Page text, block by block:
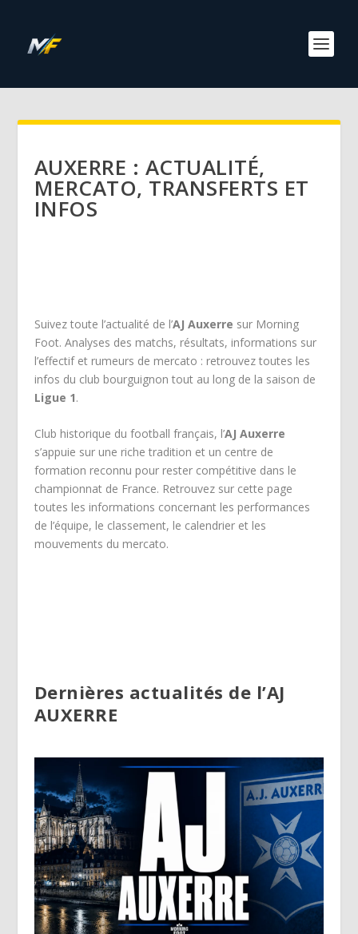
AUXERRE : ACTUALITÉ,
MERCATO, TRANSFERTS ET
INFOS
Suivez toute l’actualité de l’AJ Auxerre sur Morning
Foot. Analyses des matchs, résultats, informations sur
l’effectif et rumeurs de mercato : retrouvez toutes les
infos du club bourguignon tout au long de la saison de
Ligue 1.
Club historique du football français, l’AJ Auxerre
s’appuie sur une riche tradition et un centre de
formation reconnu pour rester compétitive dans le
championnat de France. Retrouvez sur cette page
toutes les informations concernant les performances
de l’équipe, le classement, le calendrier et les
mouvements du mercato.
Dernières actualités de l’AJ
AUXERRE